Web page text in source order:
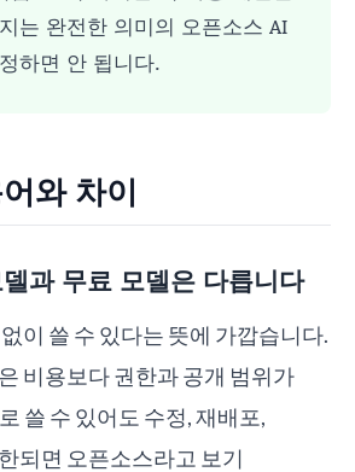
는 완전한 의미의 오픈소스 AI
하면 안 됩니다.
와 차이
과 무료 모델은 다릅니다
이 쓸 수 있다는 뜻에 가깝습니다.
비용보다 권한과 공개 범위가
쓸 수 있어도 수정, 재배포,
되면 오픈소스라고 보기